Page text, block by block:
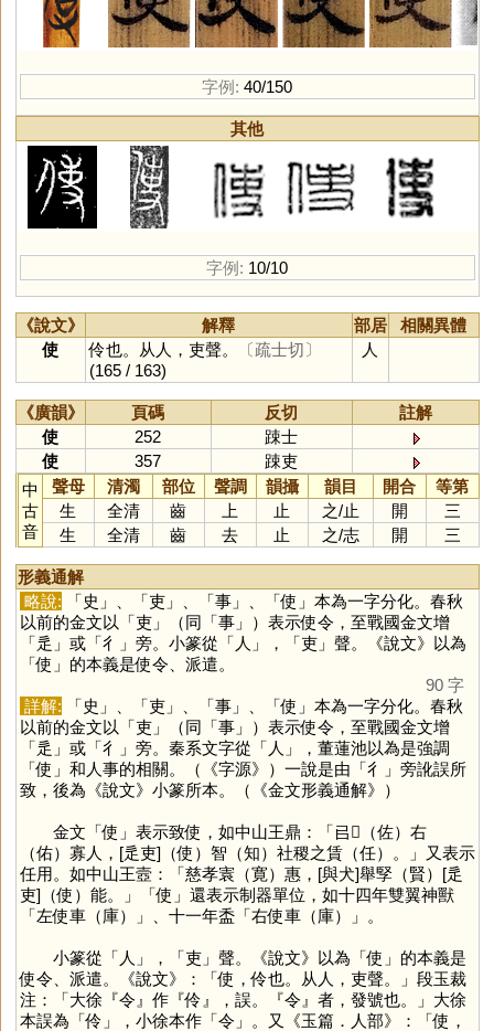
字例: 40/150
其他
字例: 10/10
《說文》 解釋 部居
相關異體
使
伶也。从人，吏聲。
〔疏士切〕
(165 / 163)
人
《廣韻》 頁碼 反切
註解
使
252
踈士
使
357
踈吏
中
古
音
聲母 清濁 部位 聲調 韻攝 韻目 開合
等第
生
全清 齒 上 止 之/止 開
三
生
全清 齒 去 止 之/志 開 三
形義通解
略說: 「史 」、「吏」、「事」、「使 」本為一字分化。春秋
以前的金文以「吏」（同「事」）表示使令，至戰國金文增
「辵 」或「彳 」旁。小篆從「人 」，「吏」聲。《說文》以為
「使 」的本義是使令、派遣。
90 字
詳解: 「史 」、「吏」、「事」、「使 」本為一字分化。春秋
以前的金文以「吏」（同「事」）表示使令，至戰國金文增
「辵 」或「彳 」旁。秦系文字從「人 」，董蓮池以為是強調
「使 」和人事的相關。（《字源》）一說是由「彳
」旁訛誤所
致，後為《說文》小篆所本。（《金文形義通解》）
金文「使 」表示致使，如中山王鼎：「㠯𤠝（佐）右
（佑）寡人，[辵吏]（使）智（知）社稷之賃（任）。」又表示
任用。如中山王壼：「慈孝㝨（寛）惠，[與犬]舉孯（賢）[辵
吏]（使）能。」「使 」還表示制器單位，如十四年雙翼神獸
「左使車（庫）」、十一年盉「右使車（庫）」。
小篆從「人 」，「吏」聲。《說文》以為「使 」的本義是
使令、派遣。《說文》：「使，伶也。从人，吏聲。」段玉裁
注：「大徐『令』作『伶』，誤。『令』者，發號也。」大徐
本誤為「伶 」，小徐本作「令」。又《玉篇．人部》：「使，